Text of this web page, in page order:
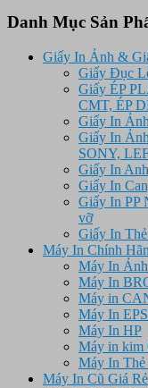
Danh Mục Sản
Giấy In Ảnh &
Giấy Đục
Giấy ÉP
CMT, ÉP
Giấy In
Giấy In
SONY,
Giấy In
Giấy In
Giấy In PP
vỡ
Giấy In
Máy In Chính
Máy In
Máy In
Máy in
Máy In
Máy In HP
Máy in kim
Máy In
Máy In Cũ Giá Rẻ